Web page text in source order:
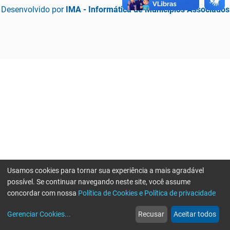
Desenvolvido por IMA - Informática de Municípios Associados
web
Notícias
more_horiz
Mais
Usamos cookies para tornar sua experiência a mais agradável
possível. Se continuar navegando neste site, você assume
concordar com nossa Política de Cookies e Política de privacidade
Gerenciar Cookies... Recusar Aceitar todos
Erro ao enviar informações, por favor tente novamente